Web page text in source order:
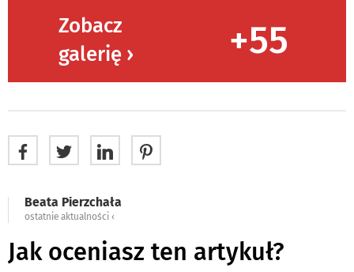
Zobacz
galerię ›
+55
Beata Pierzchała
ostatnie aktualności ‹
Jak oceniasz ten artykuł?